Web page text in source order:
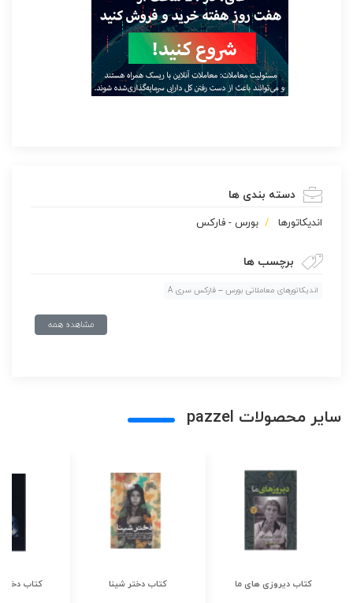
دسته بندی ها
اندیکاتورها بورس - فارکس
برچسب ها
اندیکاتورهای معاملاتی بورس – فارکس سری A
مشاهده همه
سایر محصولات pazzel
کتاب دیروزی های ما کتاب دختر شینا کتاب دختر